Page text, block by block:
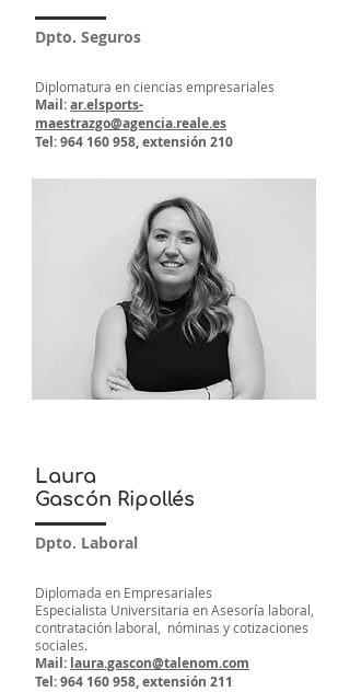
Dpto. Seguros
Diplomatura en ciencias empresariales
Mail:ar.elsports-
maestrazgo@agencia.reale.es
Tel:964 160 958, extensión 210
Laura
Gascón Ripollés
Dpto. Laboral
Diplomada en Empresariales
Especialista Universitaria en Asesoría laboral,
contratación laboral, nóminas y cotizaciones
sociales.
Mail: laura.gascon@talenom.com
Tel:964 160 958, extensión 211